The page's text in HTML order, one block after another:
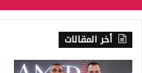
أخر المقالات